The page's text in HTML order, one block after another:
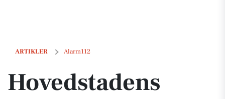
ARTIKLER Alarm112
Hovedstadens Beredskab: Der er udløst en brandalarm i en bygning
Hovedstadens